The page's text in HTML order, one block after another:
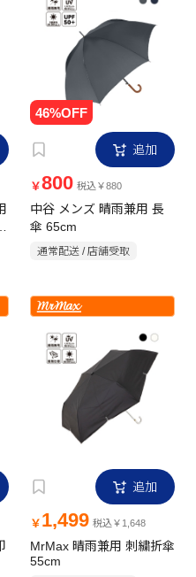
追加
￥800 税込￥880
中谷 メンズ 晴雨兼用 長
傘 65cm
通常配送 / 店舗受取
追加
￥ 1,499 税込￥1,648
MrMax 晴雨兼用 刺繍折傘
55cm